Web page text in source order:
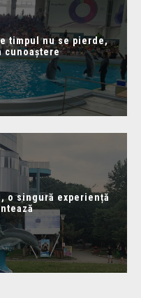
timpul nu se pierde,
cunoaștere
o singură experiență